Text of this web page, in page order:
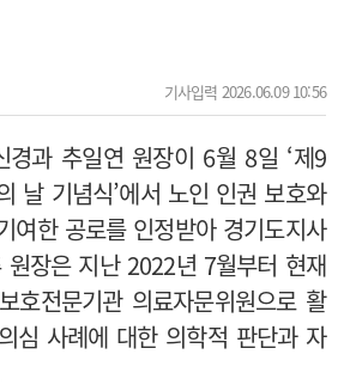
기사입력 2026.06.09 10:56
경과 추일연 원장이 6월 8일 ‘제9
날 기념식’에서 노인 인권 보호와
여한 공로를 인정받아 경기도지사
원장은 지난 2022년 7월부터 현재
호전문기관 의료자문위원으로 활
심 사례에 대한 의학적 판단과 자